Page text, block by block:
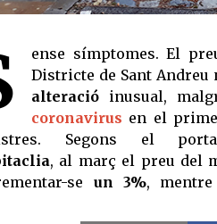
ense símptomes. El
Districte de Sant Andreu
alteració inusual,
coronavirus en el
Segons el
, al març el preu del
se un 3%,